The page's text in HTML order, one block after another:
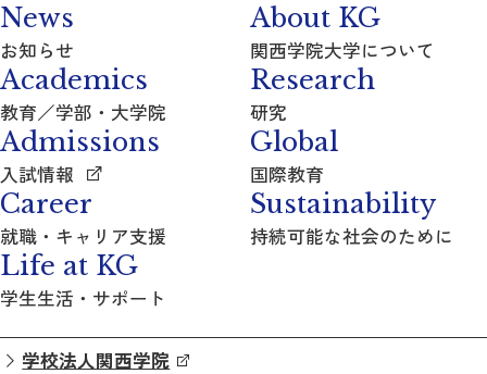
News
お知らせ
About KG
関西学院大学について
Academics
教育／学部・大学院
Research
研究
Admissions
入試情報
Global
国際教育
Career
就職・キャリア支援
Sustainability
持続可能な社会のために
Life at KG
学生生活・サポート
学校法人関西学院